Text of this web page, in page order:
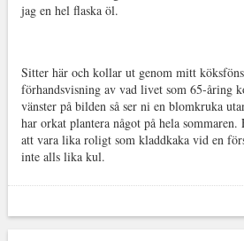
jag en hel flaska öl.
Sitter här och kollar ut genom mitt
förhandsvisning av vad livet som 65-åring
vänster på bilden så ser ni en blomkruka
har orkat plantera något på hela
att vara lika roligt som kladdkaka vid en
inte alls lika kul.